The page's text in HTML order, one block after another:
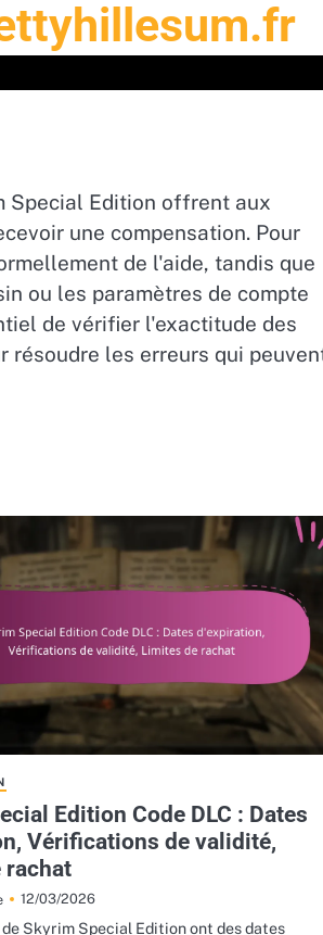
Special Edition offrent aux
une compensation. Pour
de l'aide, tandis que
ou les paramètres de compte
de vérifier l'exactitude des
résoudre les erreurs qui
Edition Code DLC : Dates
Vérifications de validité,
rachat
12/03/2026
de Skyrim Special Edition ont des dates